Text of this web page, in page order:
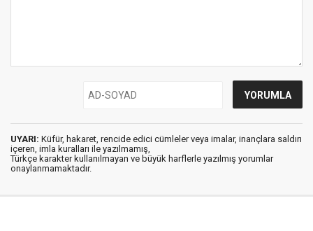
UYARI: Küfür, hakaret, rencide edici cümleler veya imalar, inançlara saldırı
içeren, imla kuralları ile yazılmamış,
Türkçe karakter kullanılmayan ve büyük harflerle yazılmış yorumlar
onaylanmamaktadır.